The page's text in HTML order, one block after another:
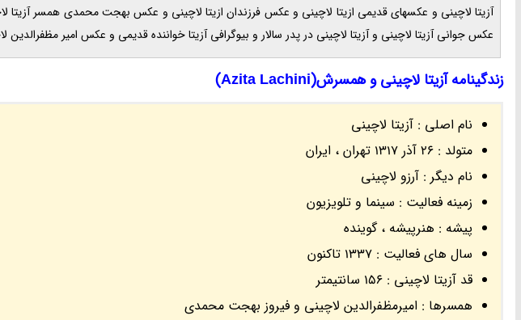
آزیتا لاچینی و عکسهای قدیمی ازیتا لاچینی و عکس فرزندان ازیتا لاچینی و عکس بهجت محمدی همسر آزیتا
عکس جوانی آزیتا لاچینی و آزیتا لاچینی در پدر سالار و بیوگرافی آزیتا خواننده قدیمی و عکس امیر
زندگینامه آزیتا لاچینی و همسرش(Azita Lachini)
نام اصلی : آزیتا لاچینی
متولد : 26 آذر 1317 تهران ، ایران
نام دیگر : آرزو لاچینی
زمینه فعالیت : سینما و تلویزیون
پیشه : هنرپیشه ، گوینده
سال های فعالیت : 1337 تاکنون
قد آزیتا لاچینی : 156 سانتیمتر
همسرها : امیرمظفرالدین لاچینی و فیروز بهجت محمدی